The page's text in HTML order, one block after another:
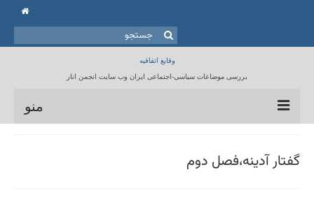
جستجو
برای:
وقایع اتفاقیه
بررسی موضاعات سیاسی-اجتماعی ایران وب سایت انجمن انار
منو
گفتار آدینه،فصل دوم